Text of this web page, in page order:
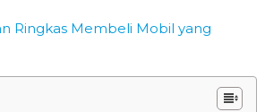
Ringkas Membeli Mobil yang